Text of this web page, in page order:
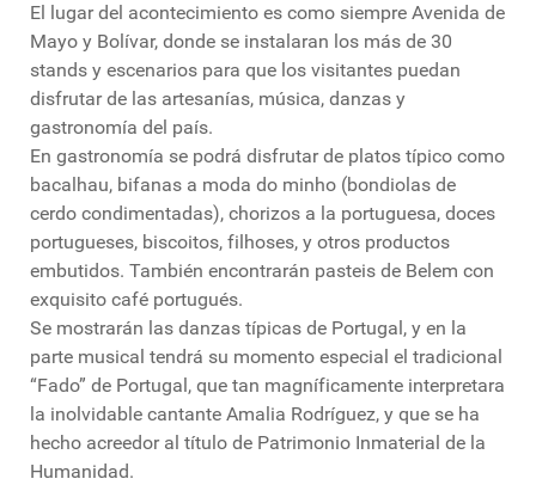
El lugar del acontecimiento es como siempre Avenida de
Mayo y Bolívar, donde se instalaran los más de 30
stands y escenarios para que los visitantes puedan
disfrutar de las artesanías, música, danzas y
gastronomía del país.
En gastronomía se podrá disfrutar de platos típico como
bacalhau, bifanas a moda do minho (bondiolas de
cerdo condimentadas), chorizos a la portuguesa, doces
portugueses, biscoitos, filhoses, y otros productos
embutidos. También encontrarán pasteis de Belem con
exquisito café portugués.
Se mostrarán las danzas típicas de Portugal, y en la
parte musical tendrá su momento especial el tradicional
“Fado” de Portugal, que tan magníficamente interpretara
la inolvidable cantante Amalia Rodríguez, y que se ha
hecho acreedor al título de Patrimonio Inmaterial de la
Humanidad.